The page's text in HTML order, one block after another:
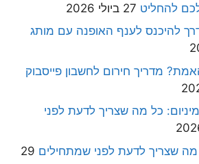
להחליט 27 ביולי 2026
להיכנס לענף האופנה עם מותג
מדריך חירום לחשבון פייסבוק
כל מה שצריך לדעת לפני
מה שצריך לדעת לפני שמתחילים 29